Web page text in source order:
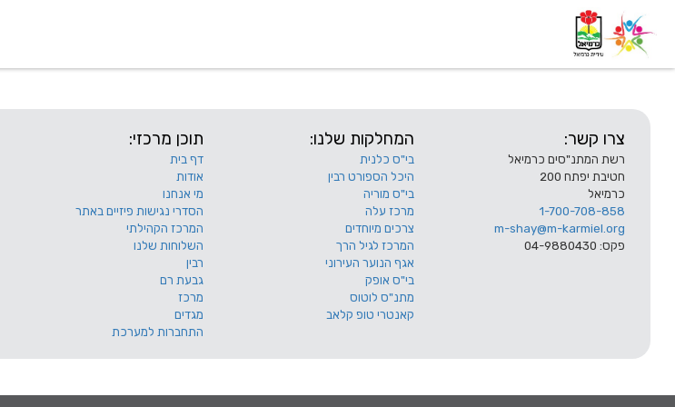
צרו קשר:
רשת המתנ"סים כרמיאל
חטיבת יפתח 200
כרמיאל
1-700-708-858
m-shay@m-karmiel.org
פקס: 04-9880430
המחלקות שלנו:
בי"ס כלנית
היכל הספורט רבין
בי"ס מוריה
מרכז עלה
צרכים מיוחדים
המרכז לגיל הרך
אגף הנוער העירוני
בי"ס אופק
מתנ"ס לוטוס
קאנטרי טופ קלאב
תוכן מרכזי:
דף בית
אודות
מי אנחנו
הסדרי נגישות פיזיים באתר
המרכז הקהילתי
השלוחות שלנו
רבין
גבעת רם
מרכז
מגדים
התחברות למערכת